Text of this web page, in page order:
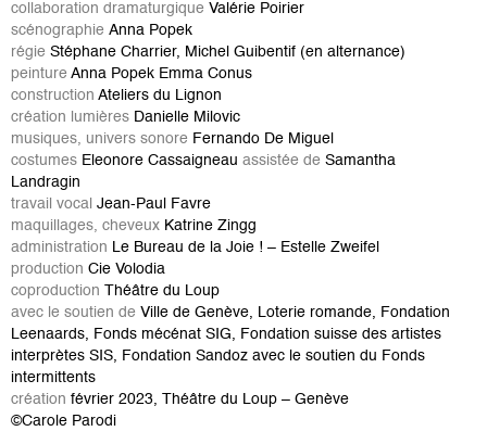
collaboration dramaturgique Valérie Poirier
scénographie Anna Popek
régie Stéphane Charrier, Michel Guibentif (en alternance)
peinture Anna Popek Emma Conus
construction Ateliers du Lignon
création lumières Danielle Milovic
musiques, univers sonore Fernando De Miguel
costumes Eleonore Cassaigneau assistée de Samantha
Landragin
travail vocal Jean-Paul Favre
maquillages, cheveux Katrine Zingg
administration Le Bureau de la Joie ! – Estelle Zweifel
production Cie Volodia
coproduction Théâtre du Loup
avec le soutien de Ville de Genève, Loterie romande, Fondation
Leenaards, Fonds mécénat SIG, Fondation suisse des artistes
interprètes SIS, Fondation Sandoz avec le soutien du Fonds
intermittents
création février 2023, Théâtre du Loup – Genève
©Carole Parodi